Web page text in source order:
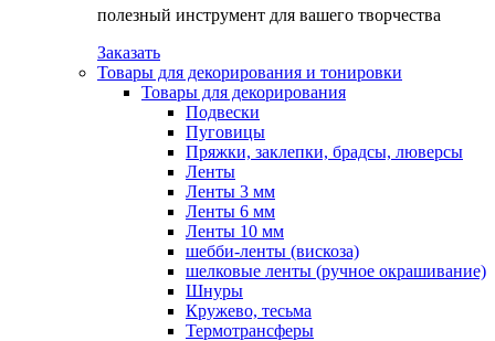
полезный инструмент для вашего творчества
Заказать
Товары для декорирования и тонировки
Товары для декорирования
Подвески
Пуговицы
Пряжки, заклепки, брадсы, люверсы
Ленты
Ленты 3 мм
Ленты 6 мм
Ленты 10 мм
шебби-ленты (вискоза)
шелковые ленты (ручное окрашивание)
Шнуры
Кружево, тесьма
Термотрансферы